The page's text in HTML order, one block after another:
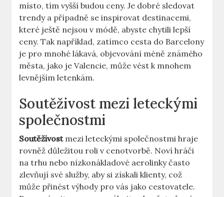
místo, tím vyšší budou ceny. Je dobré sledovat
trendy a případně se inspirovat destinacemi,
které ještě nejsou v módě, abyste chytili lepší
ceny. Tak například, zatímco cesta do Barcelony
je pro mnohé lákavá, objevování méně známého
města, jako je Valencie, může vést k mnohem
levnějším letenkám.
Soutěživost mezi leteckými
společnostmi
Soutěživostmezi leteckými společnostmi hraje
rovněž důležitou roli v cenotvorbě. Noví hráči
na trhu nebo nízkonákladové aerolinky často
zlevňují své služby, aby si získali klienty, což
může přinést výhody pro vás jako cestovatele.